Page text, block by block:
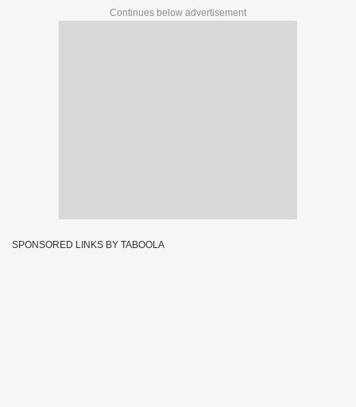
Continues below advertisement
SPONSORED LINKS BY TABOOLA